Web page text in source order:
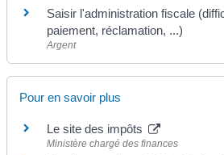
Saisir l'administration fiscale
paiement, réclamation, ...)
Argent
Pour en savoir plus
Le site des impôts
Ministère chargé des finances